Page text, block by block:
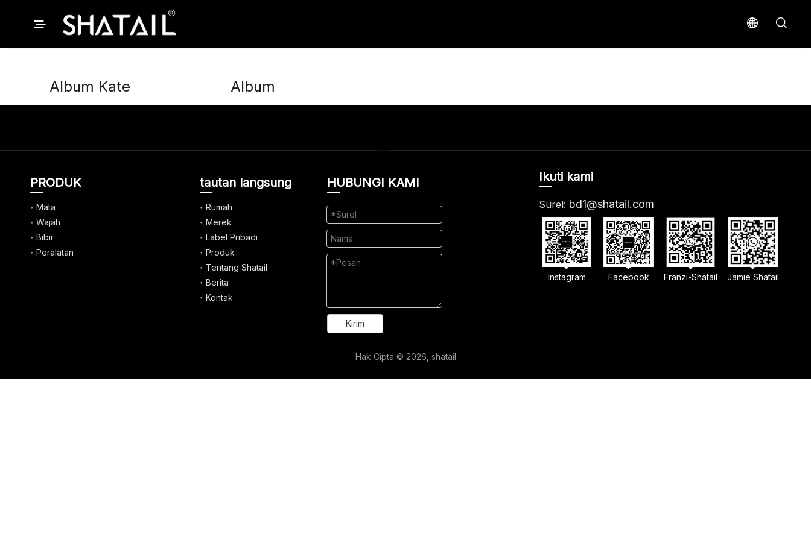
Album Kate Album
PRODUK
Mata
Wajah
Bibir
Peralatan
tautan langsung
Rumah
Merek
Label Pribadi
Produk
Tentang Shatail
Berita
Kontak
HUBUNGI KAMI
Kirim
Ikuti kami
Surel: bd1@shatail.com
Instagram Facebook Franzi-Shatail Jamie Shatail
Hak Cipta © 2026 , shatail